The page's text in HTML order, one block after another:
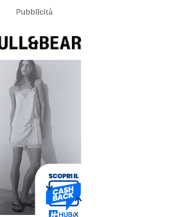
Pubblicità